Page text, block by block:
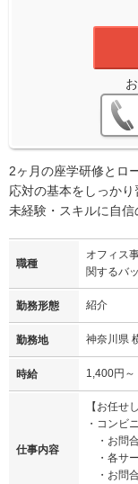
2ヶ月の座学研修とロ
応対の基本をしっか
未経験・スキルに自信
職種
オフィス
関するバ
勤務形態 紹介
勤務地 神奈川県
時給 1,400円～
仕事内容
【お任せ
・コンビ
・お問
・各サ
・お問